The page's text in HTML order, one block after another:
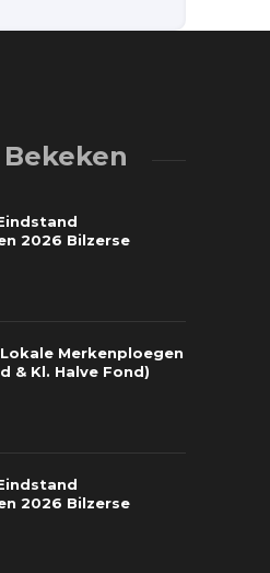
2026 Bilzerse
Merkenploegen
& Kl. Halve Fond)
2026 Bilzerse